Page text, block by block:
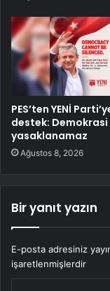
PES’ten YENİ
destek: Demokrasi
yasaklanamaz
Ağustos 8, 2026
Bir yanıt yazın
E-posta adresiniz
işaretlenmişlerdir